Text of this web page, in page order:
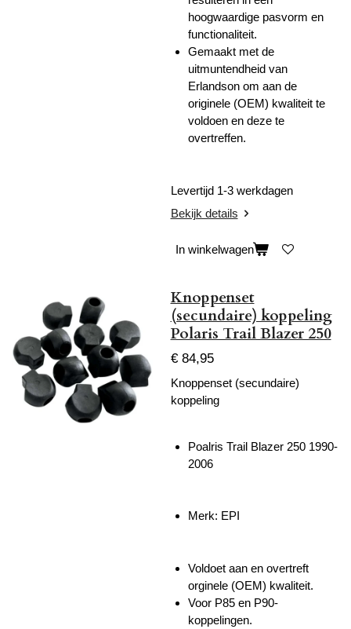
hoogwaardige pasvorm en
functionaliteit.
Gemaakt met de
uitmuntendheid van
Erlandson om aan de
originele (OEM) kwaliteit te
voldoen en deze te
overtreffen.
Levertijd 1-3 werkdagen
Bekijk details
In winkelwagen
Knoppenset
(secundaire) koppeling
Polaris Trail Blazer 250
€ 84,95
Knoppenset (secundaire)
koppeling
Poalris Trail Blazer 250 1990-
2006
Merk: EPI
Voldoet aan en overtreft
orginele (OEM) kwaliteit.
Voor P85 en P90-
koppelingen.